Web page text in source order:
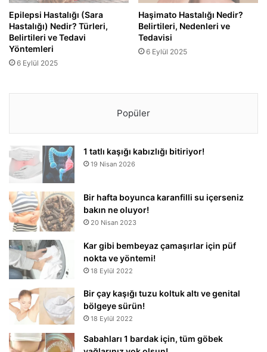
Epilepsi Hastalığı (Sara
Hastalığı) Nedir? Türleri,
Belirtileri ve Tedavi
Yöntemleri
6 Eylül 2025
Haşimato Hastalığı Nedir?
Belirtileri, Nedenleri ve
Tedavisi
6 Eylül 2025
Popüler
1 tatlı kaşığı kabızlığı bitiriyor!
19 Nisan 2026
Bir hafta boyunca karanfilli su içerseniz
bakın ne oluyor!
20 Nisan 2023
Kar gibi bembeyaz çamaşırlar için püf
nokta ve yöntemi!
18 Eylül 2022
Bir çay kaşığı tuzu koltuk altı ve genital
bölgeye sürün!
18 Eylül 2022
Sabahları 1 bardak için, tüm göbek